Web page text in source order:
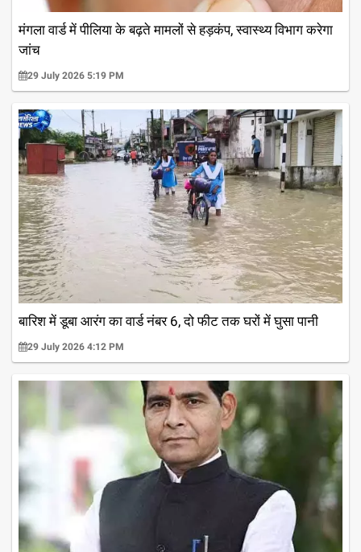
मंगला वार्ड में पीलिया के बढ़ते मामलों से हड़कंप, स्वास्थ्य विभाग करेगा
जांच
29 July 2026 5:19 PM
बारिश में डूबा आरंग का वार्ड नंबर 6, दो फीट तक घरों में घुसा पानी
29 July 2026 4:12 PM